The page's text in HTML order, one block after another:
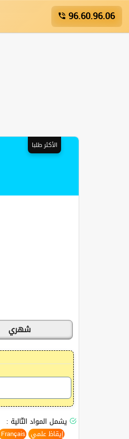
96.60.96.06
الأكثر طلبا
شهري
يشمل المواد التّالية :
إيقاظ علمي Français